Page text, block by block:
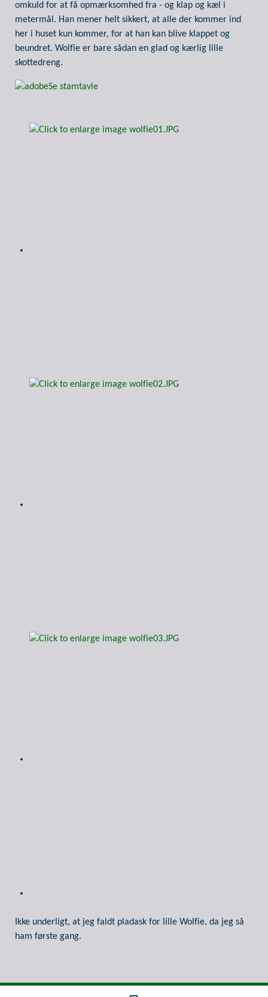
omkuld for at få opmærksomhed fra - og klap og kæl i
metermål. Han mener helt sikkert, at alle der kommer ind
her i huset kun kommer, for at han kan blive klappet og
beundret. Wolfie er bare sådan en glad og kærlig lille
skottedreng.
Se stamtavle
Ikke underligt, at jeg faldt pladask for lille Wolfie, da jeg så
ham første gang.